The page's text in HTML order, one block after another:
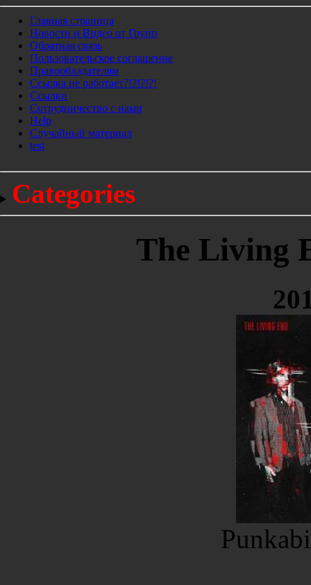
Главная страница
Новости и Видео от Групп
Обратная связь
Пользовательское соглашение
Правообладателям
Ссылка не работает?!?!?!?!
Ссылки
Сотрудничество с нами
Help
Cлучайный материал
test
Categories
The Living